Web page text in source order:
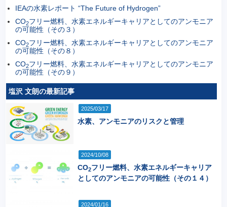
IEAの水素レポート “The Future of Hydrogen”
CO2フリー燃料、水素エネルギーキャリアとしてのアンモニア
の可能性（その３）
CO2フリー燃料、水素エネルギーキャリアとしてのアンモニア
の可能性（その８）
CO2フリー燃料、水素エネルギーキャリアとしてのアンモニア
の可能性（その９）
塩沢 文朗の最新記事
2025/03/17
水素、アンモニアのリスクと管理
2024/10/08
CO2フリー燃料、水素エネルギーキャリア
としてのアンモニアの可能性（その１４）
2024/01/16